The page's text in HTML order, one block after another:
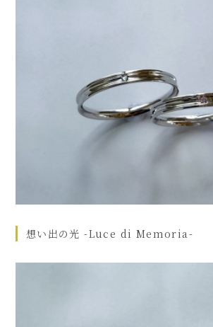
想い出の光 -Luce di Memoria-